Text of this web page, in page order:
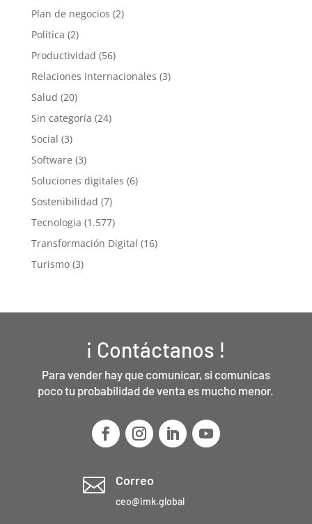
Plan de negocios (2)
Política (2)
Productividad (56)
Relaciones Internacionales (3)
Salud (20)
Sin categoría (24)
Social (3)
Software (3)
Soluciones digitales (6)
Sostenibilidad (7)
Tecnologia (1.577)
Transformación Digital (16)
Turismo(3)
¡ Contáctanos !
Para vender hay que comunicar, si comunicas
poco tu probabilidad de venta es mucho menor.
 Correo
ceo@imk.global